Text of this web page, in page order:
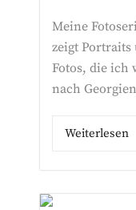
Meine
zeigt Portraits
Fotos, die ich
nach
Weiterlesen